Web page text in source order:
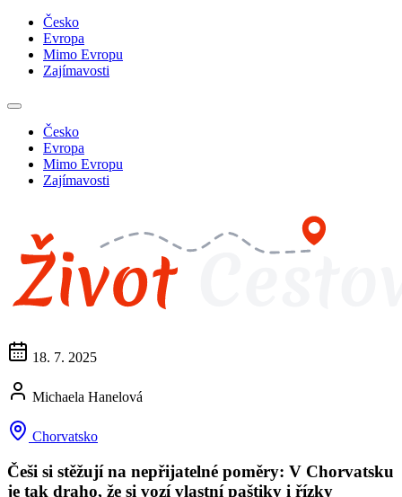
Česko
Evropa
Mimo Evropu
Zajímavosti
Česko
Evropa
Mimo Evropu
Zajímavosti
18. 7. 2025
Michaela Hanelová
Chorvatsko
Češi si stěžují na nepřijatelné poměry: V Chorvatsku
je tak draho, že si vozí vlastní paštiky i řízky